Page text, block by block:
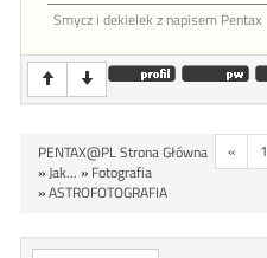
Smycz i dekielek z napisem Pentax
« 1
PENTAX@PL Strona Główna
»Jak... » Fotografia
»ASTROFOTOGRAFIA